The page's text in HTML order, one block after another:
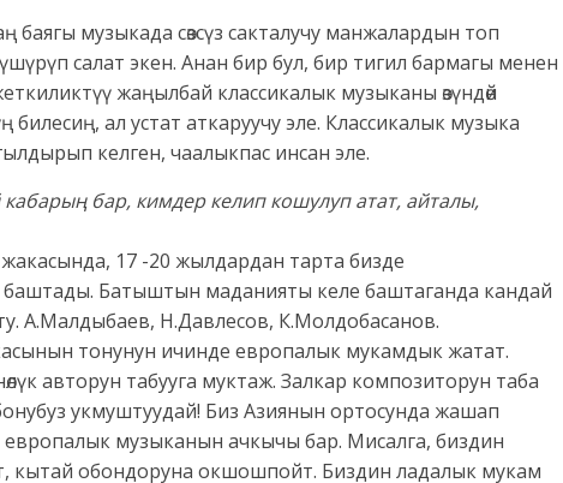
музыкада сөзсүз сакталучу манжалардын топ
салат экен. Анан бир бул, бир тигил бармагы менен
жаңылбай классикалык музыканы өзүндөй
билесиң, ал устат аткаруучу эле. Классикалык музыка
келген, чаалыкпас инсан эле.
бар, кимдер келип кошулуп атат, айталы,
17 -20 жылдардан тарта бизде
Батыштын маданияты келе баштаганда кандай
А.Малдыбаев, Н.Давлесов, К.Молдобасанов.
тонунун ичинде европалык мукамдык жатат.
авторун табууга муктаж. Залкар композиторун таба
укмуштуудай! Биз Азиянын ортосунда жашап
музыканын ачкычы бар. Мисалга, биздин
кытай обондоруна окшошпойт. Биздин ладалык мукам